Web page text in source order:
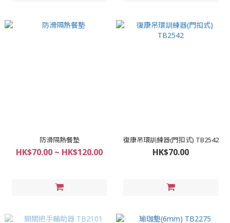
防滑隔熱餐墊
HK$70.00 ~ HK$120.00
復康吊環訓練器(門扣式) TB2542
HK$70.00